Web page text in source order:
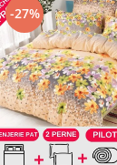
-27%